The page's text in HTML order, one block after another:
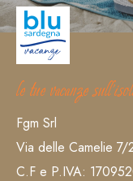
le tue vacanze
Fgm Srl
Via delle Camelie
C.F e P.IVA: